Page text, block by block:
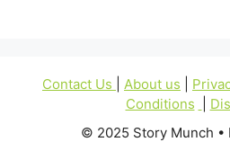
Contact Us About us
Conditions
© 2025 Story Munch •